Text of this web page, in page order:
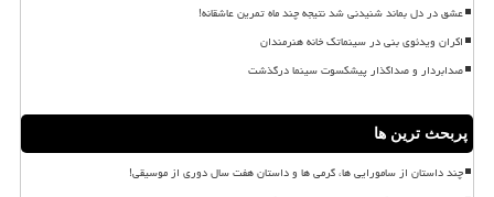
عشق در دل بماند شنیدنی شد نتیجه چند ماه تمرین عاشقانه!
اکران ویدئوی بنی در سینماتک خانه هنرمندان
صدابردار و صداگذار پیشکسوت سینما درگذشت
پربحث ترین ها
چند داستان از سامورایی ها، گرمی ها و داستان هفت سال دوری از موسیقی!